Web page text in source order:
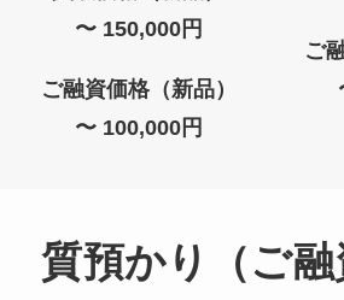
〜 150,000円
ご融資価格（新品）
〜 100,000円
ご
質預かり（ご